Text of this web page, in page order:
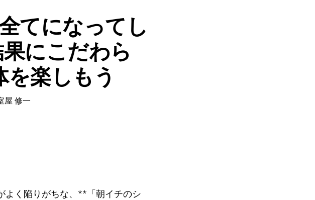
てになってし
にこだわら
楽しもう
屋 修一
よく陥りがちな、**「朝イチのシ